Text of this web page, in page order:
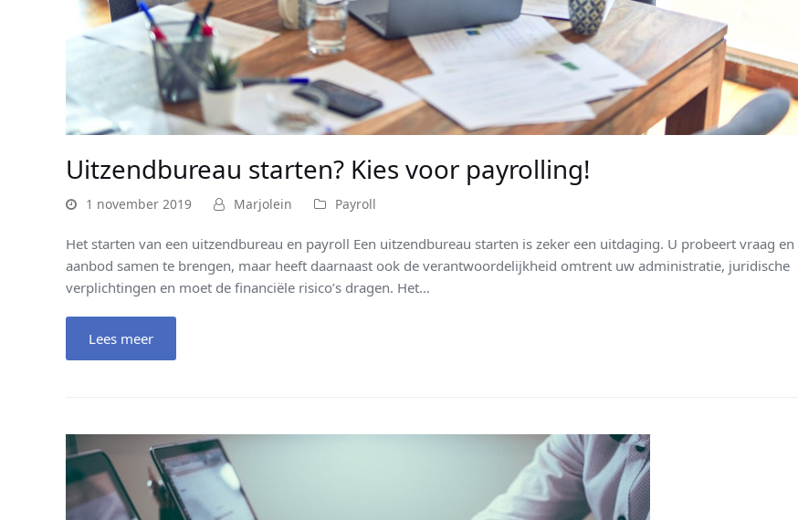
Uitzendbureau starten? Kies voor payrolling!
1 november 2019 Marjolein Payroll
Het starten van een uitzendbureau en payroll Een uitzendbureau starten is zeker een uitdaging. U probeert vraag en
aanbod samen te brengen, maar heeft daarnaast ook de verantwoordelijkheid omtrent uw administratie, juridische
verplichtingen en moet de financiële risico’s dragen. Het…
Lees meer